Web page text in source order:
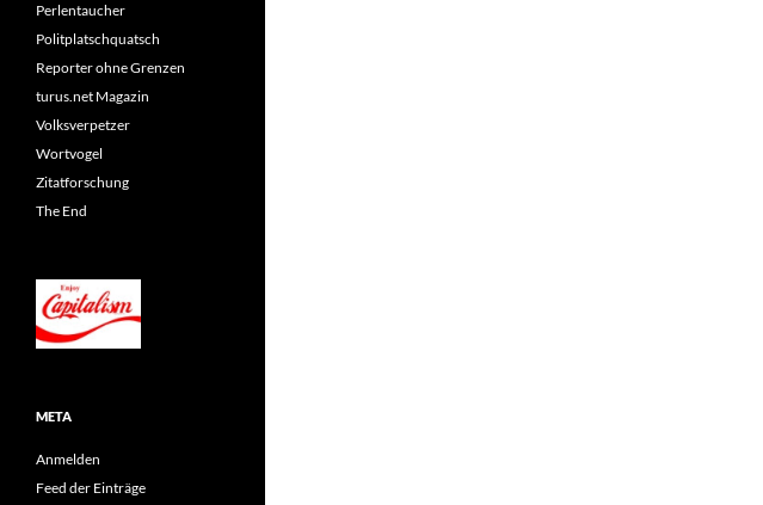
Perlentaucher
Politplatschquatsch
Reporter ohne Grenzen
turus.net Magazin
Volksverpetzer
Wortvogel
Zitatforschung
The End
META
Anmelden
Feed der Einträge